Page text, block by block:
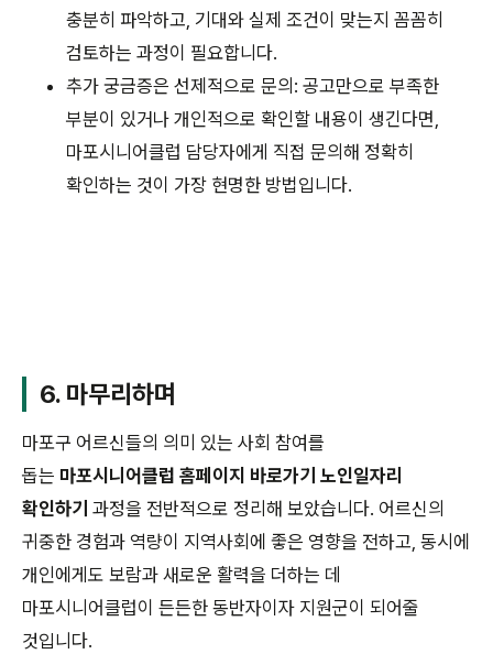
충분히 파악하고, 기대와 실제 조건이 맞는지 꼼꼼히
검토하는 과정이 필요합니다.
추가 궁금증은 선제적으로 문의: 공고만으로 부족한
부분이 있거나 개인적으로 확인할 내용이 생긴다면,
마포시니어클럽 담당자에게 직접 문의해 정확히
확인하는 것이 가장 현명한 방법입니다.
6. 마무리하며
마포구 어르신들의 의미 있는 사회 참여를
돕는 마포시니어클럽 홈페이지 바로가기 노인일자리
확인하기 과정을 전반적으로 정리해 보았습니다. 어르신의
귀중한 경험과 역량이 지역사회에 좋은 영향을 전하고, 동시에
개인에게도 보람과 새로운 활력을 더하는 데
마포시니어클럽이 든든한 동반자이자 지원군이 되어줄
것입니다.